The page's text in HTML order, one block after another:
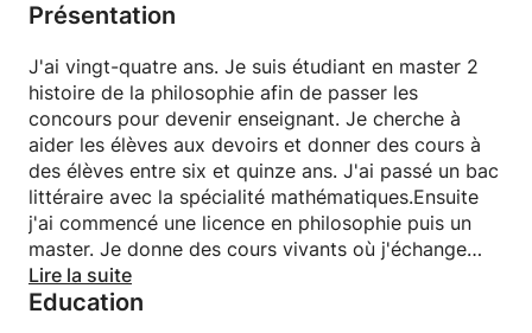
Présentation
J'ai vingt-quatre ans. Je suis étudiant en master 2
histoire de la philosophie afin de passer les
concours pour devenir enseignant. Je cherche à
aider les élèves aux devoirs et donner des cours à
des élèves entre six et quinze ans. J'ai passé un bac
littéraire avec la spécialité mathématiques.Ensuite
j'ai commencé une licence en philosophie puis un
master. Je donne des cours vivants où j'échange
avec l'élève sur ses projets, ce qu'il a envie de faire
sans rentrer dans sa vie privée. Je cherche des
Lire la suite
Education